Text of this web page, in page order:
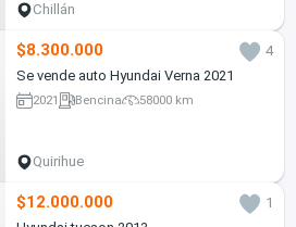
Chillán
$8.300.000
4
Se vende auto Hyundai Verna 2021
2021 Bencina 58000 km
Quirihue
$12.000.000
1